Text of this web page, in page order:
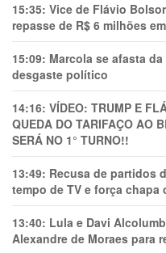
15:35: Vice de Flávio
repasse de R$ 6 milhões
15:09: Marcola se afasta
desgaste político
14:16: VÍDEO: TRUMP E
QUEDA DO TARIFAÇO AO
SERÁ NO 1° TURNO!!
13:49: Recusa de partidos
tempo de TV e força
13:40: Lula e Davi
Alexandre de Moraes para